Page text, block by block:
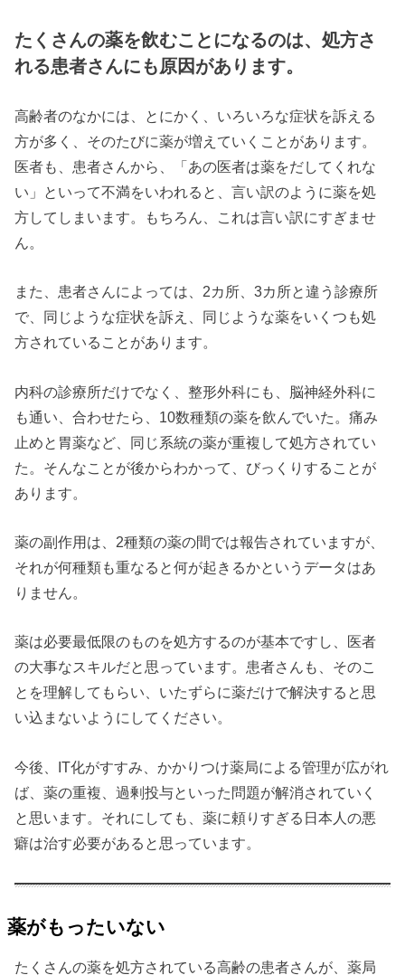
たくさんの薬を飲むことになるのは、処方さ
れる患者さんにも原因があります。
高齢者のなかには、とにかく、いろいろな症状を訴える
方が多く、そのたびに薬が増えていくことがあります。
医者も、患者さんから、「あの医者は薬をだしてくれな
い」といって不満をいわれると、言い訳のように薬を処
方してしまいます。もちろん、これは言い訳にすぎませ
ん。
また、患者さんによっては、2カ所、3カ所と違う診療所
で、同じような症状を訴え、同じような薬をいくつも処
方されていることがあります。
内科の診療所だけでなく、整形外科にも、脳神経外科に
も通い、合わせたら、10数種類の薬を飲んでいた。痛み
止めと胃薬など、同じ系統の薬が重複して処方されてい
た。そんなことが後からわかって、びっくりすることが
あります。
薬の副作用は、2種類の薬の間では報告されていますが、
それが何種類も重なると何が起きるかというデータはあ
りません。
薬は必要最低限のものを処方するのが基本ですし、医者
の大事なスキルだと思っています。患者さんも、そのこ
とを理解してもらい、いたずらに薬だけで解決すると思
い込まないようにしてください。
今後、IT化がすすみ、かかりつけ薬局による管理が広がれ
ば、薬の重複、過剰投与といった問題が解消されていく
と思います。それにしても、薬に頼りすぎる日本人の悪
癖は治す必要があると思っています。
薬がもったいない
たくさんの薬を処方されている高齢の患者さんが、薬局